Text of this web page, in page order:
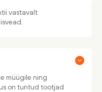
vastavalt
müügile ning
on tuntud tootjad